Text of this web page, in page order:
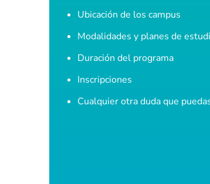
Ubicación de los campus
Modalidades y planes de
Duración del programa
Inscripciones
Cualquier otra duda que